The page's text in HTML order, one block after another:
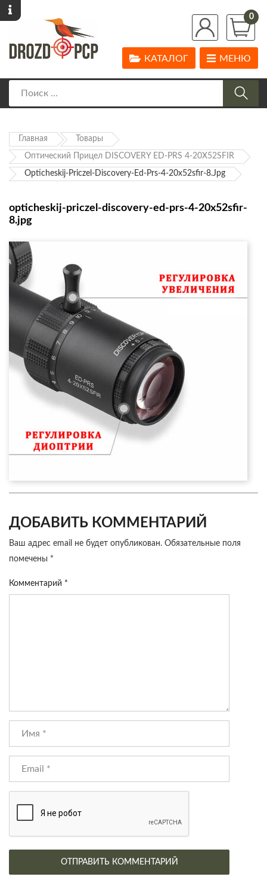
0
МЕНЮ
КАТАЛОГ
Главная Товары
Оптический Прицел DISCOVERY ED-PRS 4-20X52SFIR
Opticheskij-Priczel-Discovery-Ed-Prs-4-20x52sfir-8.jpg
opticheskij-priczel-discovery-ed-prs-4-20x52sfir-
8.jpg
ДОБАВИТЬ КОММЕНТАРИЙ
Ваш адрес email не будет опубликован. Обязательные поля
помечены *
Комментарий *